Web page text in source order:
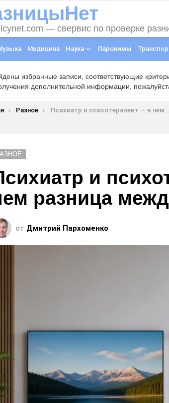
— свервис по проверке
Медицина Наука Паронимы
избранные записи, соответствующие
дополнительной информации,
Разное Психиатр и психотерапевт — в чем разница между врачами
и
разница
от Дмитрий Пархоменко